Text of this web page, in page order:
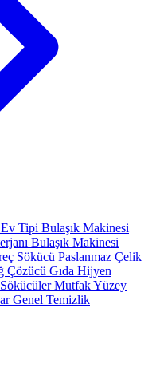
Ev Tipi Bulaşık Makinesi
Bulaşık Makinesi
Sökücü Paslanmaz Çelik
Çözücü Gıda Hijyen
Mutfak Yüzey
Genel Temizlik